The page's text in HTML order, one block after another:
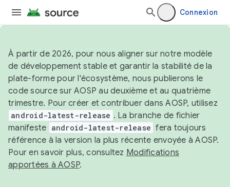
Connexion
À partir de 2026, pour nous aligner sur notre modèle
de développement stable et garantir la stabilité de la
plate-forme pour l'écosystème, nous publierons le
code source sur AOSP au deuxième et au quatrième
trimestre. Pour créer et contribuer dans AOSP, utilisez
android-latest-release . La branche de fichier
manifeste android-latest-release fera toujours
référence à la version la plus récente envoyée à AOSP.
Pour en savoir plus, consultez Modifications
apportées à AOSP.